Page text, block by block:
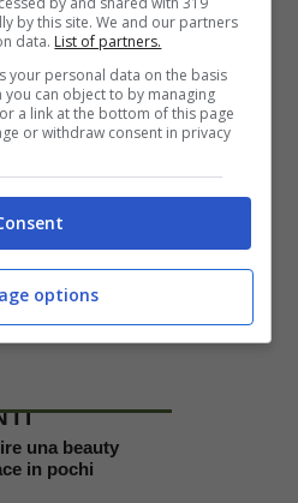
una beauty
in pochi
by this site. We and our partners
data. List of partners.
your personal data on the basis
can object to by managing
a link at the bottom of this page
or withdraw consent in privacy
options